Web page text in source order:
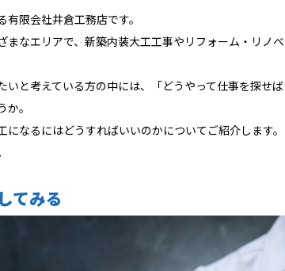
限会社井倉工務店です。
まなエリアで、新築内装大工工事やリフォーム・リノ
いと考えている方の中には、「どうやって仕事を探せ
。
なるにはどうすればいいのかについてご紹介します。
てみる